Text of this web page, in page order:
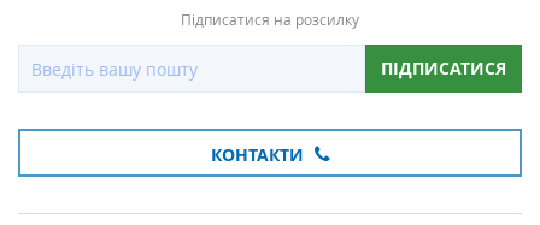
Підписатися на розсилку
ПІДПИСАТИСЯ
КОНТАКТИ